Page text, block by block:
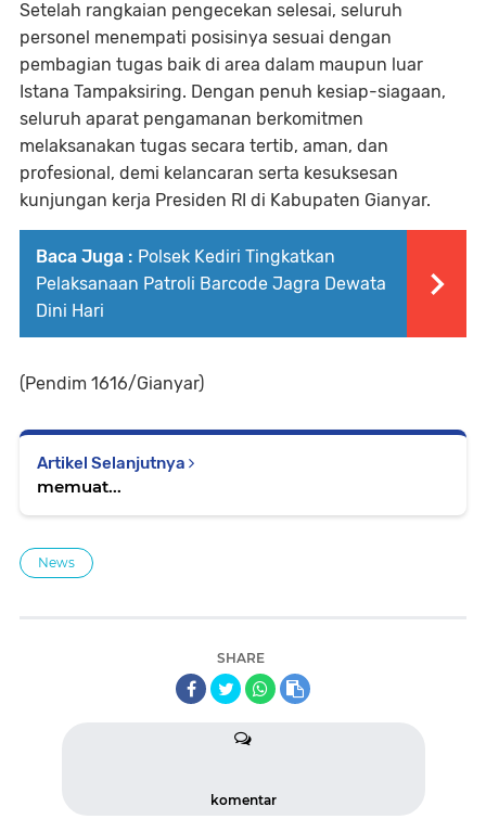
Setelah rangkaian pengecekan selesai, seluruh
personel menempati posisinya sesuai dengan
pembagian tugas baik di area dalam maupun luar
Istana Tampaksiring. Dengan penuh kesiap-siagaan,
seluruh aparat pengamanan berkomitmen
melaksanakan tugas secara tertib, aman, dan
profesional, demi kelancaran serta kesuksesan
kunjungan kerja Presiden RI di Kabupaten Gianyar.
Baca Juga : Polsek Kediri Tingkatkan
Pelaksanaan Patroli Barcode Jagra Dewata
Dini Hari
(Pendim 1616/Gianyar)
Artikel Selanjutnya
memuat...
News
SHARE
komentar